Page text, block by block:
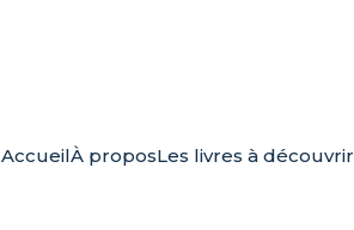
AccueilÀ proposLes livres à découvrir